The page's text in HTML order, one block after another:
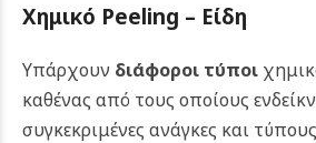
Χημικό Peeling – Είδη
Υπάρχουν διάφοροι τύποι
καθένας από τους οποίους
συγκεκριμένες ανάγκες και